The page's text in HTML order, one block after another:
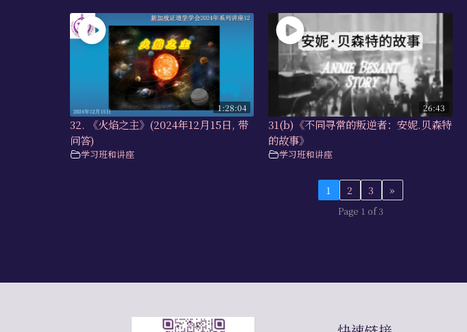
1:28:04
32. 《火焰之主》(2024年12月15日, 带
问答)
学习班和讲座
26:43
31(b)《不同寻常的叛逆者：安妮.贝森特
的故事》
学习班和讲座
1 2 3 »
Page 1 of 3